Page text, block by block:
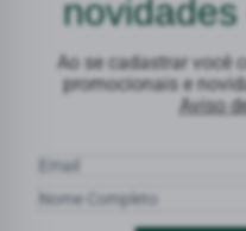
Ao se cadastrar você
promocionais e
Aviso